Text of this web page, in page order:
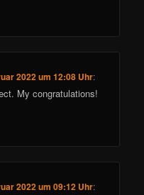
2022 um 12:08 Uhr:
My congratulations!
2022 um 09:12 Uhr: